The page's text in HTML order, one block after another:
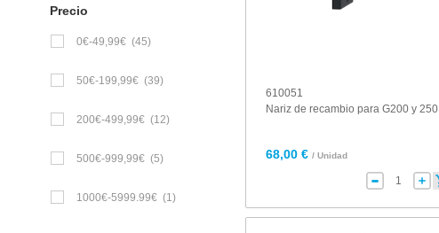
Precio
0€-49,99€ (45)
50€-199,99€ (39)
200€-499,99€ (12)
500€-999,99€ (5)
1000€-5999.99€ (1)
610051
Nariz de recambio para G200 y 250
68,00 € / Unidad